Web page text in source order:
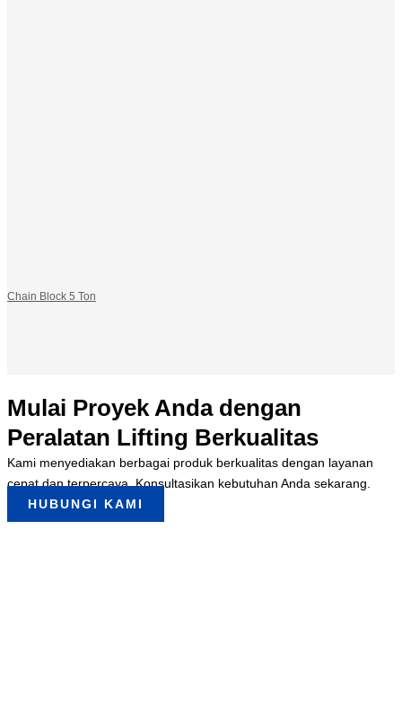
Chain Block 5 Ton
Mulai Proyek Anda dengan
Peralatan Lifting Berkualitas
Kami menyediakan berbagai produk berkualitas dengan layanan
cepat dan terpercaya. Konsultasikan kebutuhan Anda sekarang.
HUBUNGI KAMI